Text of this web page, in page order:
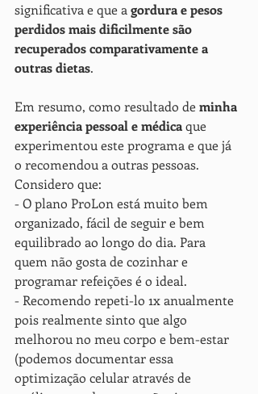
significativa e que a gordura e pesos
perdidos mais dificilmente são
recuperados comparativamente a
outras dietas.
Em resumo, como resultado de minha
experiência pessoal e médica que
experimentou este programa e que já
o recomendou a outras pessoas.
Considero que:
- O plano ProLon está muito bem
organizado, fácil de seguir e bem
equilibrado ao longo do dia. Para
quem não gosta de cozinhar e
programar refeições é o ideal.
- Recomendo repeti-lo 1x anualmente
pois realmente sinto que algo
melhorou no meu corpo e bem-estar
(podemos documentar essa
optimização celular através de